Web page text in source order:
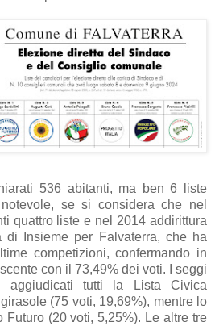
536 abitanti, ma ben 6 liste
se si considera che nel
quattro liste e nel 2014 addirittura
di Insieme per Falvaterra, che ha
competizioni, confermando in
con il 73,49% dei voti. I seggi
tutti la Lista Civica
(75 voti, 19,69%), mentre lo
Futuro (20 voti, 5,25%). Le altre tre